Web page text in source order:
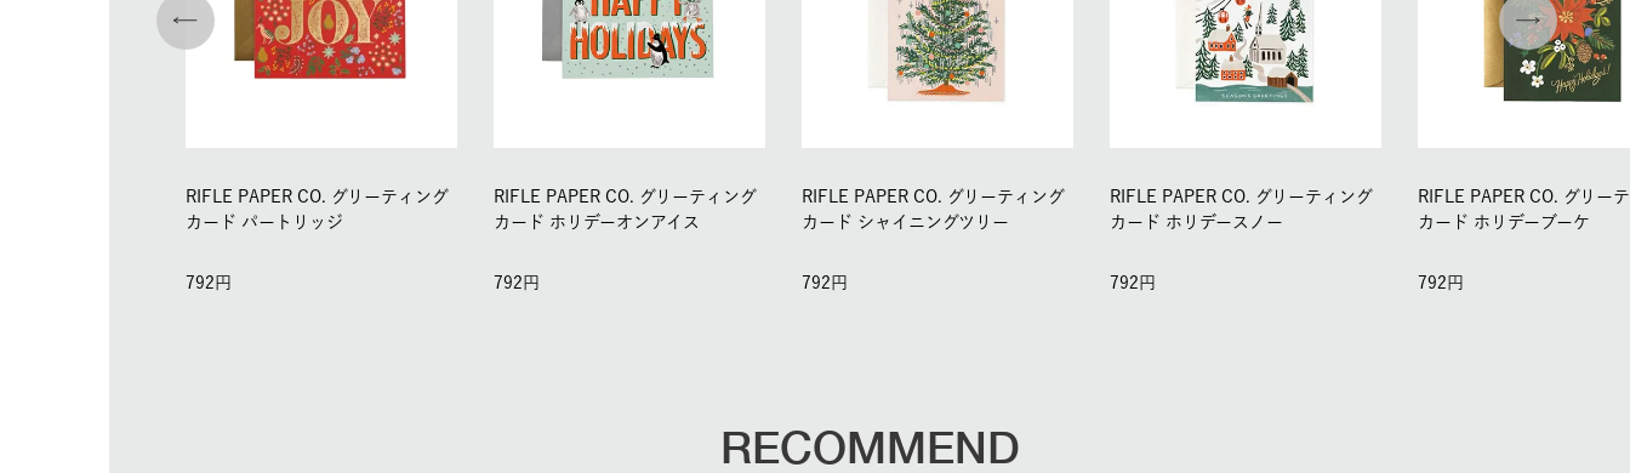
RIFLE PAPER CO. グリーティング
カード パートリッジ
792
RIFLE PAPER CO. グリーティング
カード ホリデーオンアイス
792
RIFLE PAPER CO. グリーティング
カード シャイニングツリー
792
RIFLE PAPER CO. グリーティング
カード ホリデースノー
792
RIFLE PAPER CO. グリー
カード ホリデーブーケ
792
RECOMMEND